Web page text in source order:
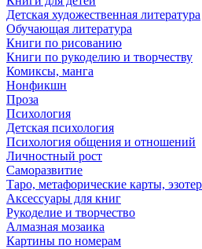
Детская художественная литература
Обучающая литература
Книги по рисованию
Книги по рукоделию и творчеству
Комиксы, манга
Нонфикшн
Проза
Психология
Детская психология
Психология общения и отношений
Личностный рост
Саморазвитие
Таро, метафорические карты,
Аксессуары для книг
Рукоделие и творчество
Алмазная мозаика
Картины по номерам